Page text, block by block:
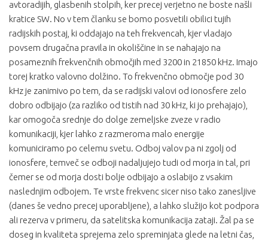
avtoradijih, glasbenih stolpih, ker precej verjetno ne boste našli
kratice SW. No v tem članku se bomo posvetili obilici tujih
radijskih postaj, ki oddajajo na teh frekvencah, kjer vladajo
povsem drugačna pravila in okoliščine in se nahajajo na
posameznih frekvenčnih območjih med 3200 in 21850 kHz. Imajo
torej kratko valovno dolžino. To frekvenčno območje pod 30
kHz je zanimivo po tem, da se radijski valovi od ionosfere zelo
dobro odbijajo (za razliko od tistih nad 30 kHz, ki jo prehajajo),
kar omogoča srednje do dolge zemeljske zveze v radio
komunikaciji, kjer lahko z razmeroma malo energije
komuniciramo po celemu svetu. Odboj valov pa ni zgolj od
ionosfere, temveč se odboji nadaljujejo tudi od morja in tal, pri
čemer se od morja dosti bolje odbijajo a oslabijo z vsakim
naslednjim odbojem. Te vrste frekvenc sicer niso tako zanesljive
(danes še vedno precej uporabljene), a lahko služijo kot podpora
ali rezerva v primeru, da satelitska komunikacija zataji. Žal pa se
doseg in kvaliteta sprejema zelo spreminjata glede na letni čas,